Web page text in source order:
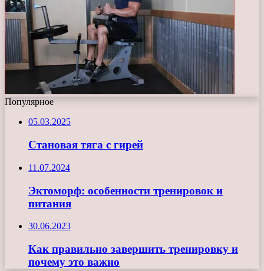
Популярное
05.03.2025
Становая тяга с гирей
11.07.2024
Эктоморф: особенности тренировок и
питания
30.06.2023
Как правильно завершить тренировку и
почему это важно